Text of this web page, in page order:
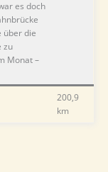
es doch
über die
zu
Monat –
200,9
km